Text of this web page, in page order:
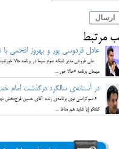
ارسال
مرتبط
عادل فردوسی پور و بهروز افخمی
علی فروغی مدیر شبکه سوم سیما در برنامه حالا
مهمان برنامه «حالا خور ...
در آستانه‌ی سالگرد درگذشت امام
6 دموکراسی توی برنامه‌ی زنده آقای حسین فرح‌بخش
گفتگو (یا شاید هم مناظ ...